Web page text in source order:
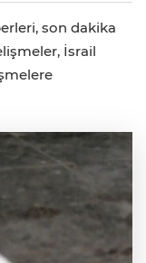
son dakika
İsrail